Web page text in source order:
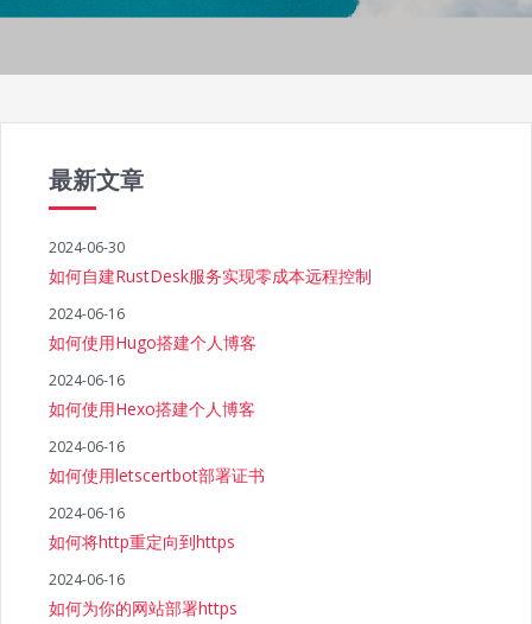
最新文章
2024-06-30
如何自建RustDesk服务实现零成本远程控制
2024-06-16
如何使用Hugo搭建个人博客
2024-06-16
如何使用Hexo搭建个人博客
2024-06-16
如何使用letscertbot部署证书
2024-06-16
如何将http重定向到https
2024-06-16
如何为你的网站部署https